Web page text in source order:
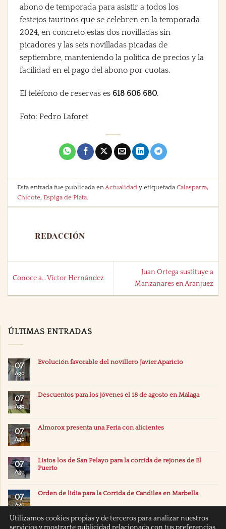
abono de temporada para asistir a todos los
festejos taurinos que se celebren en la temporada
2024, en concreto estas dos novilladas sin
picadores y las seis novilladas picadas de
septiembre, manteniendo la política de precios y la
facilidad en el pago del abono por cuotas.
El teléfono de reservas es 618 606 680.
Foto: Pedro Laforet
Esta entrada fue publicada enActualidad y etiquetadaCalasparra,
Chicote,Espiga de Plata.
REDACCIÓN
Conoce a… Víctor Hernández
Juan Ortega sustituye a
Manzanares en Aranjuez
ÚLTIMAS ENTRADAS
07
Ago
Evolución favorable del novillero Javier Aparicio
07
Ago
Descuentos para los jóvenes el 18 de agosto en Málaga
07
Ago
Almorox presenta una Feria con alicientes
07
Ago
Listos los de San Pelayo para la corrida de rejones de El
Puerto
07
Ago
Orden de lidia para la Corrida de Candiles en Marbella
Utilizamos cookies propias y de terceros para analizar nuestros